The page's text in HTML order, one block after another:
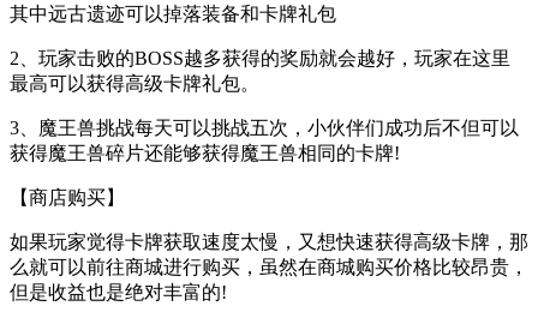
其中远古遗迹可以掉落装备和卡牌礼包
2、玩家击败的BOSS越多获得的奖励就会越好，玩家在这里
最高可以获得高级卡牌礼包。
3、魔王兽挑战每天可以挑战五次，小伙伴们成功后不但可以
获得魔王兽碎片还能够获得魔王兽相同的卡牌!
【商店购买】
如果玩家觉得卡牌获取速度太慢，又想快速获得高级卡牌，那
么就可以前往商城进行购买，虽然在商城购买价格比较昂贵，
但是收益也是绝对丰富的!